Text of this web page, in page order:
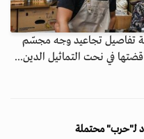
تفاصيل تجاعيد وجه مجسّم
في نحت التماثيل الدين...
لـ"حرب" محتملة